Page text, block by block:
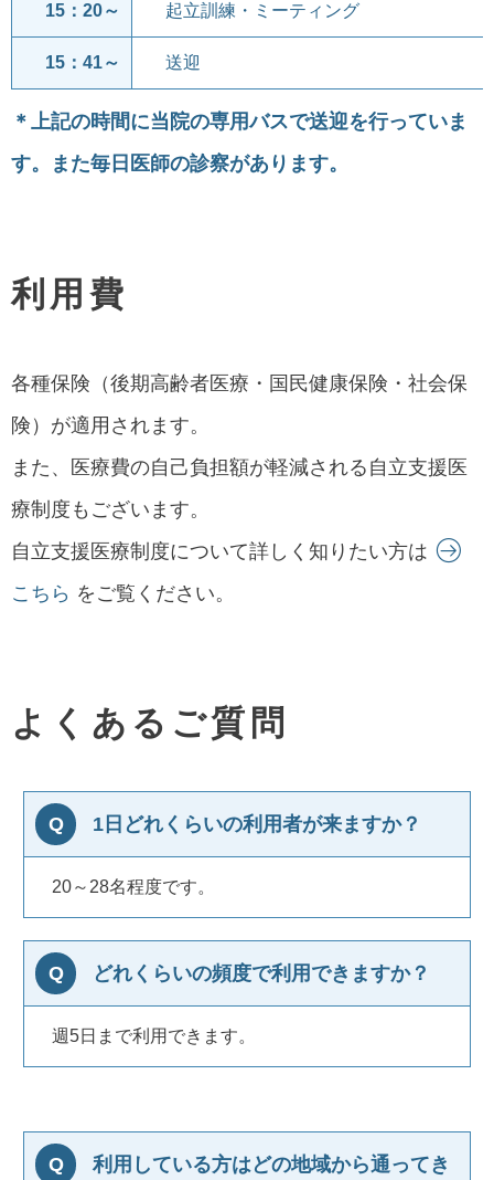
15：20～ 起立訓練・ミーティング
15：41～ 送迎
＊上記の時間に当院の専用バスで送迎を行っていま
す。また毎日医師の診察があります。
利用費
各種保険（後期高齢者医療・国民健康保険・社会保
険）が適用されます。
また、医療費の自己負担額が軽減される自立支援医
療制度もございます。
自立支援医療制度について詳しく知りたい方は
こちら をご覧ください。
よくあるご質問
1日どれくらいの利用者が来ますか？
20～28名程度です。
どれくらいの頻度で利用できますか？
週5日まで利用できます。
利用している方はどの地域から通ってき